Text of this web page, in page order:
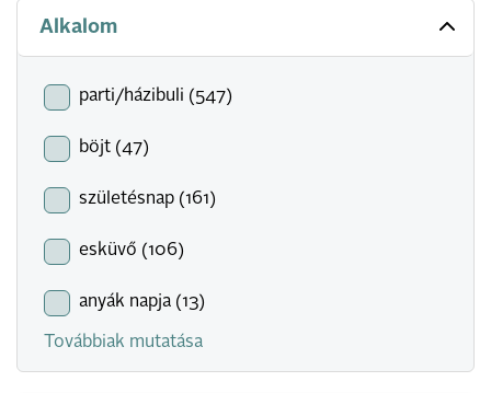
Alkalom
parti/házibuli (547)
böjt (47)
születésnap (161)
esküvő (106)
anyák napja (13)
Továbbiak mutatása